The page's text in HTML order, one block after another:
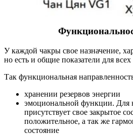
У каждой чакры свое назначение,
но есть и общие показатели для всех
Так функциональная
хранении резервов энергии
эмоциональной функции. Для
присутствует свое закрытое
положительное, а так же
состояние